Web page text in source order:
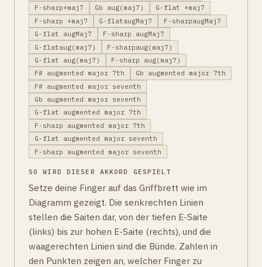
F-sharp+maj7
Gb aug(maj7)
G-flat +maj7
F-sharp +maj7
G-flataugMaj7
F-sharpaugMaj7
G-flat augMaj7
F-sharp augMaj7
G-flataug(maj7)
F-sharpaug(maj7)
G-flat aug(maj7)
F-sharp aug(maj7)
F# augmented major 7th
Gb augmented major 7th
F# augmented major seventh
Gb augmented major seventh
G-flat augmented major 7th
F-sharp augmented major 7th
G-flat augmented major seventh
F-sharp augmented major seventh
SO WIRD DIESER AKKORD GESPIELT
Setze deine Finger auf das Griffbrett wie im
Diagramm gezeigt. Die senkrechten Linien
stellen die Saiten dar, von der tiefen E-Saite
(links) bis zur hohen E-Saite (rechts), und die
waagerechten Linien sind die Bünde. Zahlen in
den Punkten zeigen an, welcher Finger zu